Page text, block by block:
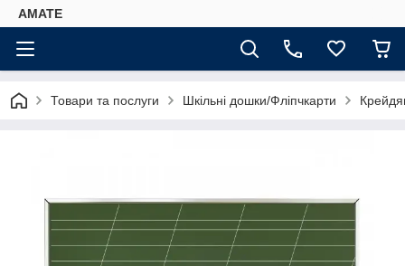
AMATE
Товари та послуги Шкільні дошки/Фліпчкарти